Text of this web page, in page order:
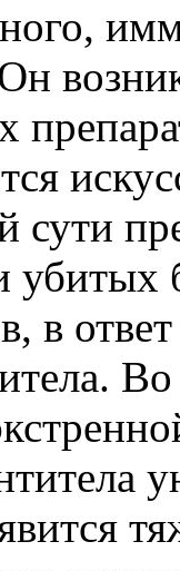
убитых
в